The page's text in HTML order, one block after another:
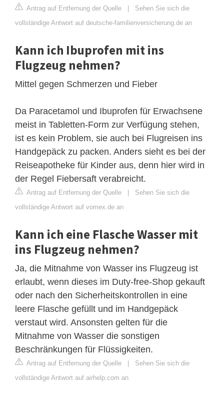
Antrag auf Entfernung der Quelle | Sehen Sie sich die
vollständige Antwort auf deutsche-familienversicherung.de an
Kann ich Ibuprofen mit ins
Flugzeug nehmen?
Mittel gegen Schmerzen und Fieber
Da Paracetamol und Ibuprofen für Erwachsene
meist in Tabletten-Form zur Verfügung stehen,
ist es kein Problem, sie auch bei Flugreisen ins
Handgepäck zu packen. Anders sieht es bei der
Reiseapotheke für Kinder aus, denn hier wird in
der Regel Fiebersaft verabreicht.
Antrag auf Entfernung der Quelle | Sehen Sie sich die
vollständige Antwort auf vomex.de an
Kann ich eine Flasche Wasser mit
ins Flugzeug nehmen?
Ja, die Mitnahme von Wasser ins Flugzeug ist
erlaubt, wenn dieses im Duty-free-Shop gekauft
oder nach den Sicherheitskontrollen in eine
leere Flasche gefüllt und im Handgepäck
verstaut wird. Ansonsten gelten für die
Mitnahme von Wasser die sonstigen
Beschränkungen für Flüssigkeiten.
Antrag auf Entfernung der Quelle | Sehen Sie sich die
vollständige Antwort auf airhelp.com an